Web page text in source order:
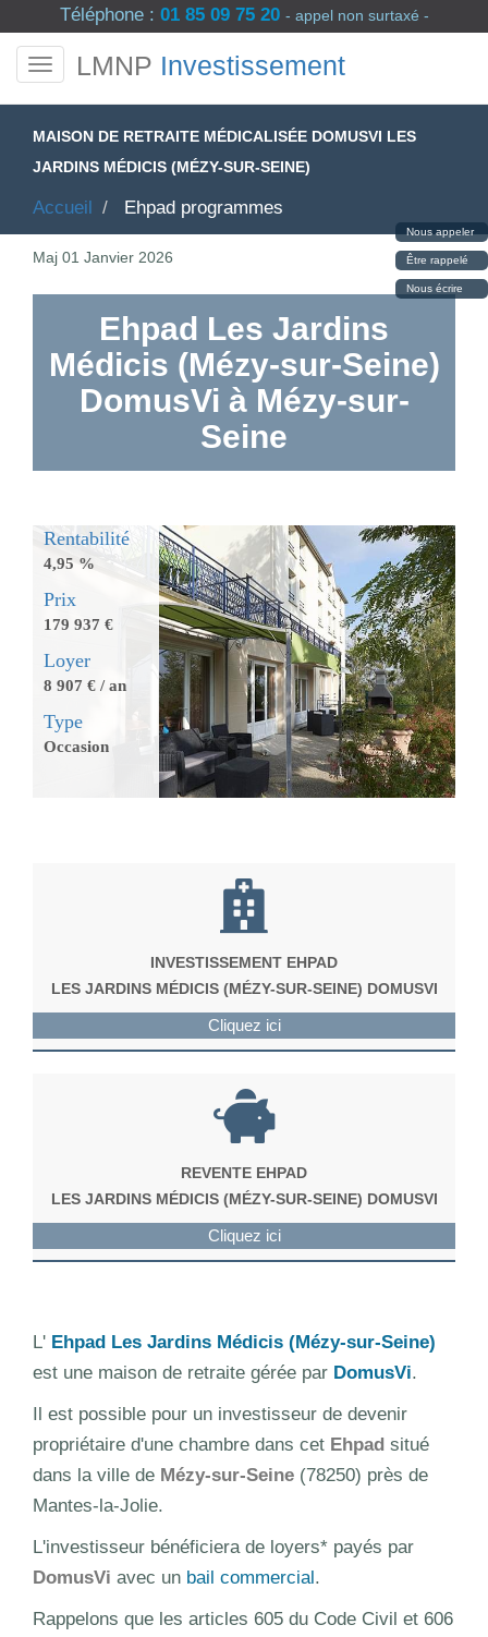
Téléphone : 01 85 09 75 20 - appel non surtaxé -
Nous appeler
Être rappelé
Nous écrire
LMNP Investissement
MAISON DE RETRAITE MÉDICALISÉE DOMUSVI LES
JARDINS MÉDICIS (MÉZY-SUR-SEINE)
Accueil Ehpad programmes
Maj 01 Janvier 2026
Ehpad Les Jardins
Médicis (Mézy-sur-Seine)
DomusVi à Mézy-sur-
Seine
Rentabilité
4,95 %
Prix
179 937 €
Loyer
8 907 € / an
Type
Occasion
INVESTISSEMENT EHPAD
LES JARDINS MÉDICIS (MÉZY-SUR-SEINE) DOMUSVI
Cliquez ici
REVENTE EHPAD
LES JARDINS MÉDICIS (MÉZY-SUR-SEINE) DOMUSVI
Cliquez ici
L' Ehpad Les Jardins Médicis (Mézy-sur-Seine)
est une maison de retraite gérée par DomusVi.
Il est possible pour un investisseur de devenir
propriétaire d'une chambre dans cet Ehpad situé
dans la ville de Mézy-sur-Seine (78250) près de
Mantes-la-Jolie.
L'investisseur bénéficiera de loyers* payés par
DomusVi avec un bail commercial.
Rappelons que les articles 605 du Code Civil et 606